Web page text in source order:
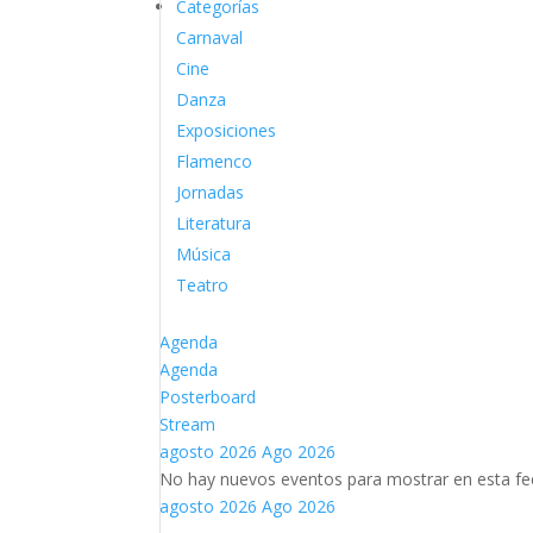
Categorías
Carnaval
Cine
Danza
Exposiciones
Flamenco
Jornadas
Literatura
Música
Teatro
Agenda
Agenda
Posterboard
Stream
agosto 2026 Ago 2026
No hay nuevos eventos para mostrar en esta
agosto 2026 Ago 2026